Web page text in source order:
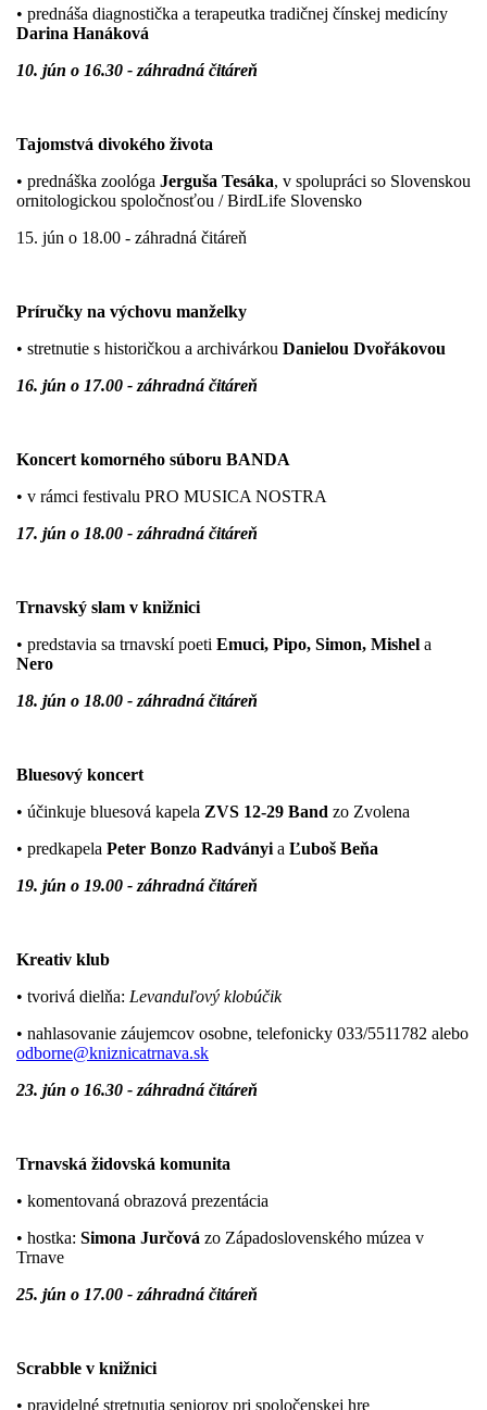
• prednáša diagnostička a terapeutka tradičnej čínskej medicíny
Darina Hanáková
10. jún o 16.30 - záhradná čitáreň
Tajomstvá divokého života
• prednáška zoológa Jerguša Tesáka, v spolupráci so Slovenskou
ornitologickou spoločnosťou / BirdLife Slovensko
15. jún o 18.00 - záhradná čitáreň
Príručky na výchovu manželky
• stretnutie s historičkou a archivárkou Danielou Dvořákovou
16. jún o 17.00 - záhradná čitáreň
Koncert komorného súboru BANDA
• v rámci festivalu PRO MUSICA NOSTRA
17. jún o 18.00 - záhradná čitáreň
Trnavský slam v knižnici
• predstavia sa trnavskí poeti Emuci, Pipo, Simon, Mishel a
Nero
18. jún o 18.00 - záhradná čitáreň
Bluesový koncert
• účinkuje bluesová kapela ZVS 12-29 Band zo Zvolena
• predkapela Peter Bonzo Radványi a Ľuboš Beňa
19. jún o 19.00 - záhradná čitáreň
Kreativ klub
• tvorivá dielňa: Levanduľový klobúčik
• nahlasovanie záujemcov osobne, telefonicky 033/5511782 alebo
odborne@kniznicatrnava.sk
23. jún o 16.30 - záhradná čitáreň
Trnavská židovská komunita
• komentovaná obrazová prezentácia
• hostka: Simona Jurčová zo Západoslovenského múzea v
Trnave
25. jún o 17.00 - záhradná čitáreň
Scrabble v knižnici
• pravidelné stretnutia seniorov pri spoločenskej hre